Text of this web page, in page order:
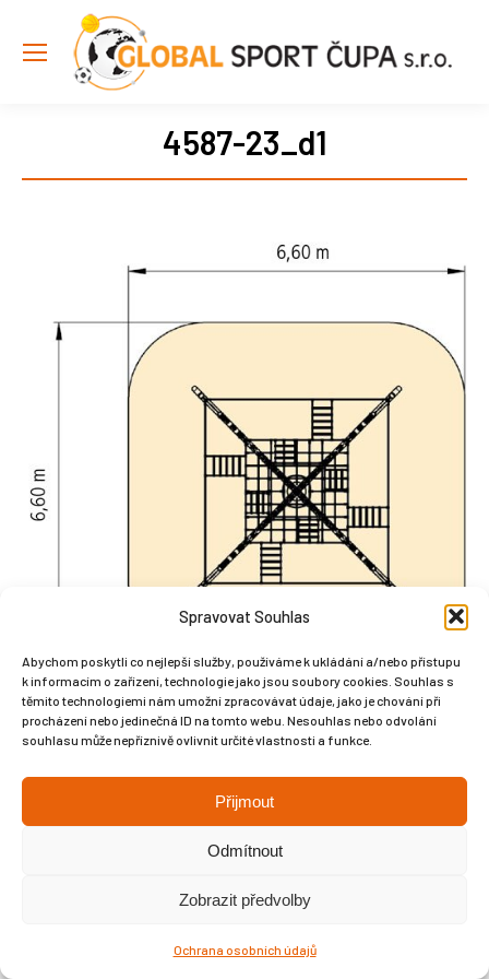
Spravovat Souhlas
Abychom poskytli co nejlepší služby, používáme k ukládání a/nebo přístupu
k informacím o zařízení, technologie jako jsou soubory cookies. Souhlas s
těmito technologiemi nám umožní zpracovávat údaje, jako je chování při
procházení nebo jedinečná ID na tomto webu. Nesouhlas nebo odvolání
souhlasu může nepříznivě ovlivnit určité vlastnosti a funkce.
Přijmout
Odmítnout
Zobrazit předvolby
Ochrana osobních údajů
4587-23_d1
Copyright © Weiron Dynamics, s.r.o. |
SEO